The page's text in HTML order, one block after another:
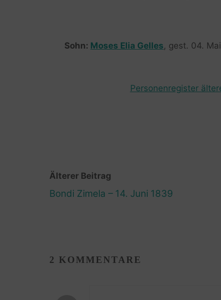
Sohn: Moses Elia Gelles, gest. 04.
Personenregister
Älterer Beitrag
Bondi Zimela – 14. Juni 1839
2 KOMMENTARE